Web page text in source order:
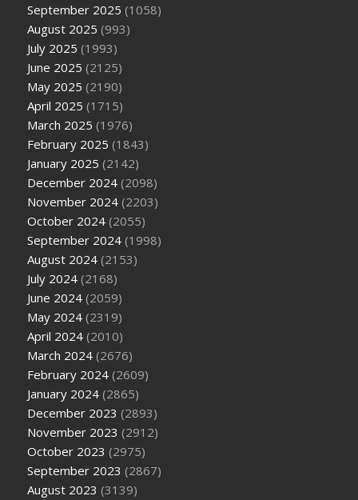
September 2025 (1058)
August 2025 (993)
July 2025 (1993)
June 2025 (2125)
May 2025 (2190)
April 2025 (1715)
March 2025 (1976)
February 2025 (1843)
January 2025 (2142)
December 2024 (2098)
November 2024 (2203)
October 2024 (2055)
September 2024 (1998)
August 2024 (2153)
July 2024 (2168)
June 2024 (2059)
May 2024 (2319)
April 2024 (2010)
March 2024 (2676)
February 2024 (2609)
January 2024 (2865)
December 2023 (2893)
November 2023 (2912)
October 2023 (2975)
September 2023 (2867)
August 2023 (3139)